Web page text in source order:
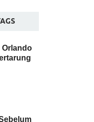
Orlando